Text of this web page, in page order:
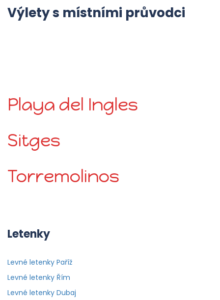
Výlety s místními průvodci
Playa del Ingles
Sitges
Torremolinos
Letenky
Levné letenky Paříž
Levné letenky Řím
Levné letenky Dubaj